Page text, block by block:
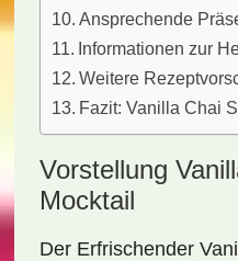
Ansprechende
Informationen zur
Weitere
Fazit: Vanilla Chai
Vorstellung
Mocktail
Der Erfrischender